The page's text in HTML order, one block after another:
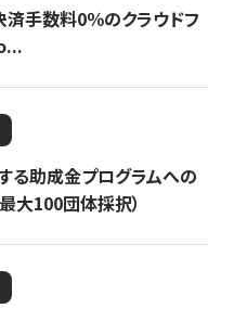
済手数料0％のクラウドフ
る助成金プログラムへの
大100団体採択）